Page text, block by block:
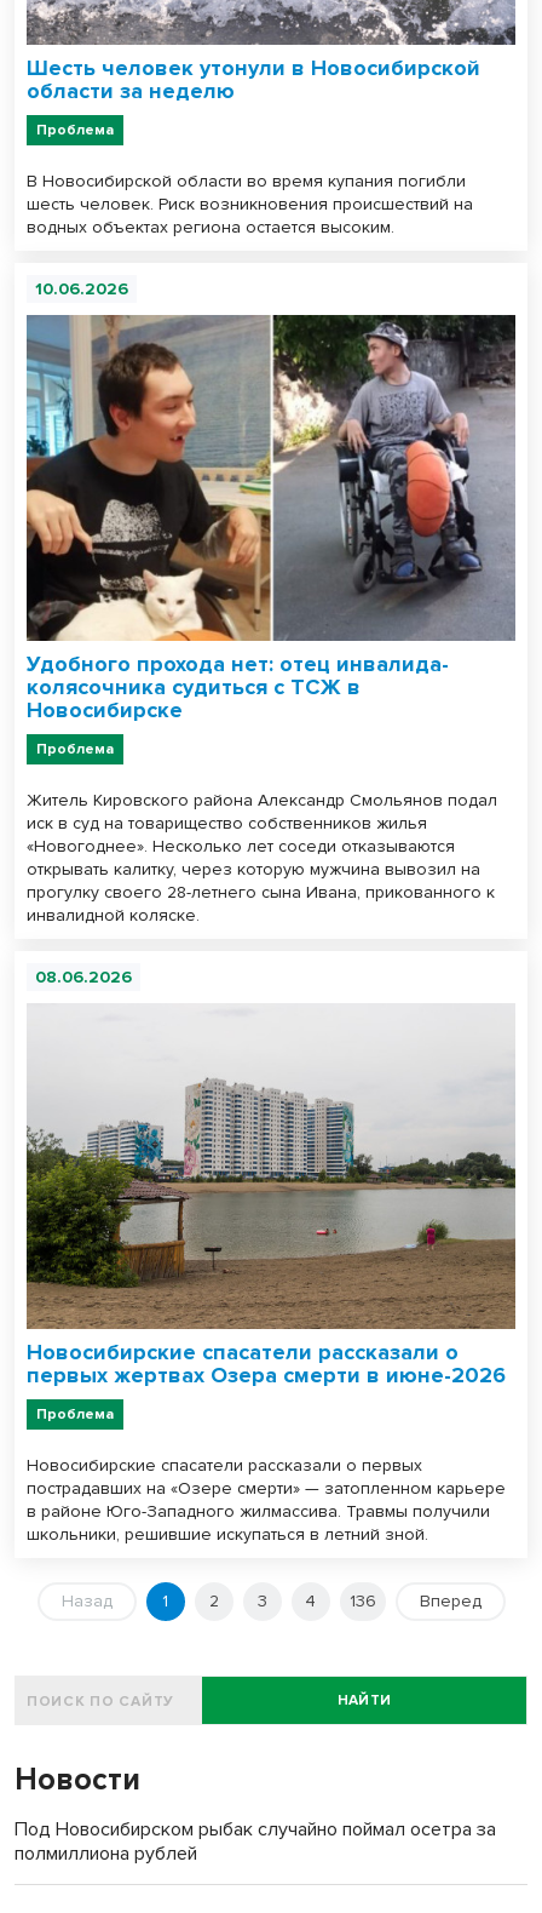
Шесть человек утонули в Новосибирской
области за неделю
Проблема
В Новосибирской области во время купания погибли
шесть человек. Риск возникновения происшествий на
водных объектах региона остается высоким.
10.06.2026
Удобного прохода нет: отец инвалида-
колясочника судиться с ТСЖ в
Новосибирске
Проблема
Житель Кировского района Александр Смольянов подал
иск в суд на товарищество собственников жилья
«Новогоднее». Несколько лет соседи отказываются
открывать калитку, через которую мужчина вывозил на
прогулку своего 28-летнего сына Ивана, прикованного к
инвалидной коляске.
08.06.2026
Новосибирские спасатели рассказали о
первых жертвах Озера смерти в июне-2026
Проблема
Новосибирские спасатели рассказали о первых
пострадавших на «Озере смерти» — затопленном карьере
в районе Юго-Западного жилмассива. Травмы получили
школьники, решившие искупаться в летний зной.
Назад 1 2 3 4 136 Вперед
НАЙТИ
Новости
Под Новосибирском рыбак случайно поймал осетра за
полмиллиона рублей